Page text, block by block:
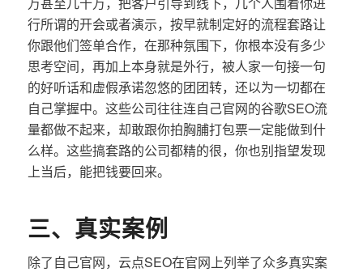
行所谓的开会或者演示，按早就制定好的流程套路让
你跟他们签单合作，在那种氛围下，你根本没有多少
思考空间，再加上本身就是外行，被人家一句接一句
的好听话和虚假承诺忽悠的团团转，还以为一切都在
自己掌握中。这些公司往往连自己官网的谷歌SEO流
量都做不起来，却敢跟你拍胸脯打包票一定能做到什
么样。这些搞套路的公司都精的很，你也别指望发现
上当后，能把钱要回来。
三、真实案例
除了自己官网，云点SEO在官网上列举了众多真实案